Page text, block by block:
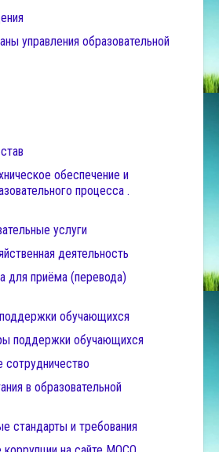
управления образовательной
обеспечение и
процесса .
услуги
деятельность
для приёма (перевода)
обучающихся
поддержки обучающихся
в образовательной
стандарты и требования